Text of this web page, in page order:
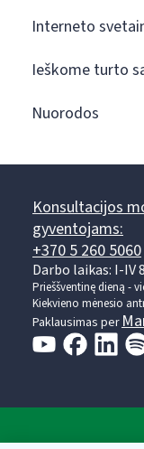
Interneto
Ieškome turto
Nuorodos
Konsultacijos
gyventojams:
+370 5 260 5060
Darbo laikas: I-IV
Prieššventinę dieną -
Kiekvieno mėnesio
Paklausimas per